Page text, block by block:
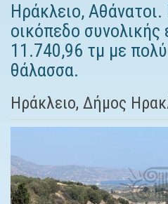
Ηράκλειο, Αθάνατοι.
οικόπεδο συνολικής
11.740,96 τμ με
θάλασσα.
Ηράκλειο, Δήμος